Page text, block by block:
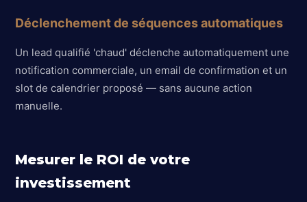
Déclenchement de séquences automatiques
Un lead qualifié 'chaud' déclenche automatiquement une
notification commerciale, un email de confirmation et un
slot de calendrier proposé — sans aucune action
manuelle.
Mesurer le ROI de votre
investissement